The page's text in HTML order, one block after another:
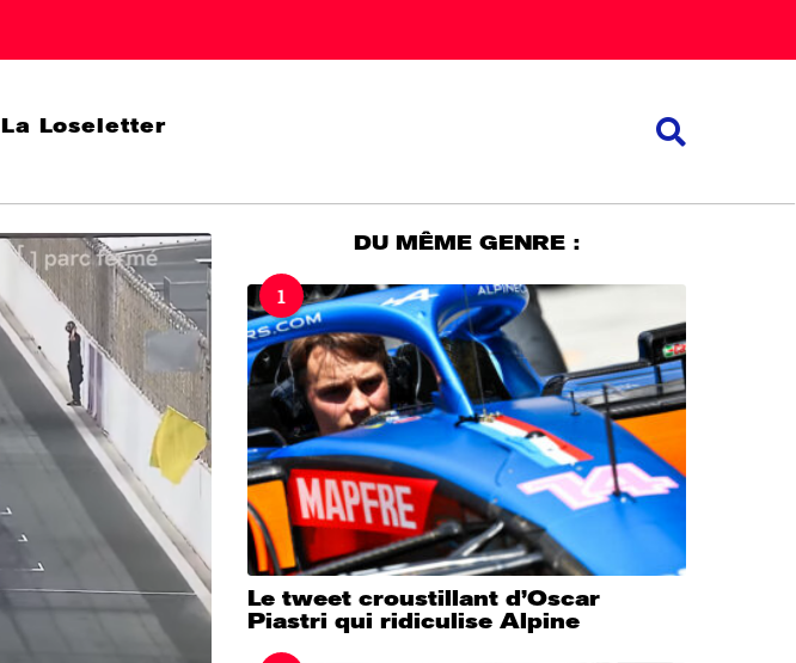
La Loseletter
DU MÊME GENRE :
1
Le tweet croustillant d’Oscar
Piastri qui ridiculise Alpine